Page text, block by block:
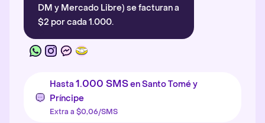
DM y Mercado Libre) se facturan a
$2 por cada 1.000.
Hasta 1.000 SMSen Santo Tomé y
Príncipe
Extra a $0,06/SMS